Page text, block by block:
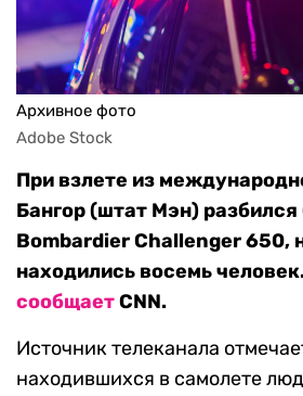
Архивное фото
Adobe Stock
При взлете из
Бангор (штат Мэн)
Bombardier Challenger 650,
находились восемь
сообщаетCNN.
Источник телеканала
находившихся в самолете